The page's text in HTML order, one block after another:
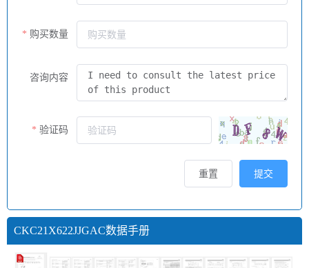
购买数量
咨询内容
验证码
提交
重置
CKC21X622JJGAC数据手册